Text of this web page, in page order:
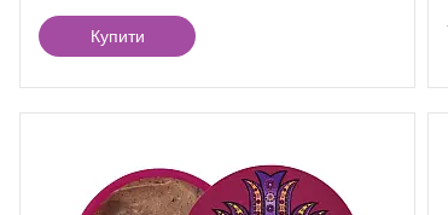
Купити